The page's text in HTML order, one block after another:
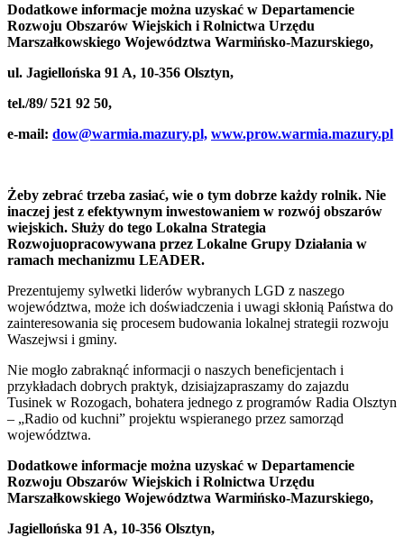
Dodatkowe informacje można uzyskać w Departamencie
Rozwoju Obszarów Wiejskich i Rolnictwa Urzędu
Marszałkowskiego Województwa Warmińsko-Mazurskiego,
ul. Jagiellońska 91 A, 10-356 Olsztyn,
tel./89/ 521 92 50,
e-mail: dow@warmia.mazury.pl, www.prow.warmia.mazury.pl
Żeby zebrać trzeba zasiać, wie o tym dobrze każdy rolnik. Nie
inaczej jest z efektywnym inwestowaniem w rozwój obszarów
wiejskich. Służy do tego Lokalna Strategia
Rozwojuopracowywana przez Lokalne Grupy Działania w
ramach mechanizmu LEADER.
Prezentujemy sylwetki liderów wybranych LGD z naszego
województwa, może ich doświadczenia i uwagi skłonią Państwa do
zainteresowania się procesem budowania lokalnej strategii rozwoju
Waszejwsi i gminy.
Nie mogło zabraknąć informacji o naszych beneficjentach i
przykładach dobrych praktyk, dzisiajzapraszamy do zajazdu
Tusinek w Rozogach, bohatera jednego z programów Radia Olsztyn
– „Radio od kuchni” projektu wspieranego przez samorząd
województwa.
Dodatkowe informacje można uzyskać w Departamencie
Rozwoju Obszarów Wiejskich i Rolnictwa Urzędu
Marszałkowskiego Województwa Warmińsko-Mazurskiego,
Jagiellońska 91 A, 10-356 Olsztyn,